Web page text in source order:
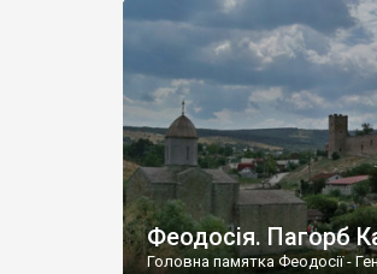
Феодосія. Пагорб
Головна памятка Феодосії -